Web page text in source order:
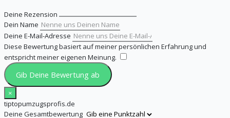
Deine Rezension
Dein Name
Deine E-Mail-Adresse
Diese Bewertung basiert auf meiner persönlichen Erfahrung und
entspricht meiner eigenen Meinung.
Gib Deine Bewertung ab
×
tiptopumzugsprofis.de
Deine Gesamtbewertung